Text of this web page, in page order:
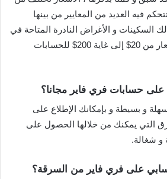
فيه العديد من المعايير من بينها
السكينات و الأغراض النادرة المتاحة في
الحساب. و لكن تبدأ الأسعار من 20$ إلى غاية 200$ للحسابات
حسابات فري فاير مجانا؟
و بسيطة و بإمكانك الإطلاع على
التي يمكنك من خلالها الحصول على
و شغالة.
على فري فاير من السرقة؟